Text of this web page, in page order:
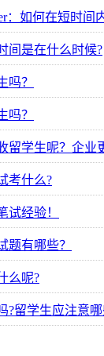
：如何在短时间
间是在什么时候?
吗？
吗？
留学生呢？企业
考什么?
试经验！
题有哪些？
么呢?
?留学生应注意